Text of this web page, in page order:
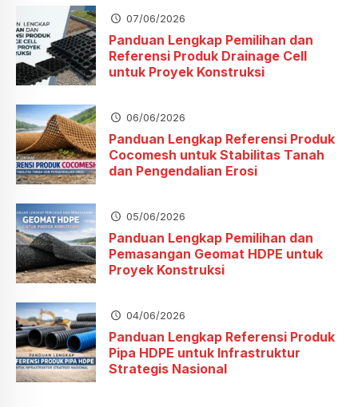
07/06/2026
Panduan Lengkap Pemilihan dan
Referensi Produk Drainage Cell
untuk Proyek Konstruksi
06/06/2026
Panduan Lengkap Referensi Produk
Cocomesh untuk Stabilitas Tanah
dan Pengendalian Erosi
05/06/2026
Panduan Lengkap Pemilihan dan
Pemasangan Geomat HDPE untuk
Proyek Konstruksi
04/06/2026
Panduan Lengkap Referensi Produk
Pipa HDPE untuk Infrastruktur
Strategis Nasional